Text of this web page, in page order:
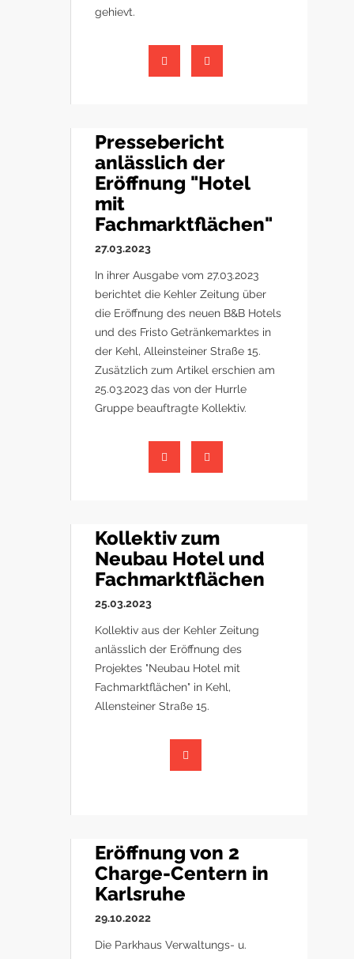
gehievt.
Pressebericht
anlässlich der
Eröffnung "Hotel
mit
Fachmarktflächen"
27.03.2023
In ihrer Ausgabe vom 27.03.2023
berichtet die Kehler Zeitung über
die Eröffnung des neuen B&B Hotels
und des Fristo Getränkemarktes in
der Kehl, Alleinsteiner Straße 15.
Zusätzlich zum Artikel erschien am
25.03.2023 das von der Hurrle
Gruppe beauftragte Kollektiv.
Kollektiv zum
Neubau Hotel und
Fachmarktflächen
25.03.2023
Kollektiv aus der Kehler Zeitung
anlässlich der Eröffnung des
Projektes "Neubau Hotel mit
Fachmarktflächen" in Kehl,
Allensteiner Straße 15.
Eröffnung von 2
Charge-Centern in
Karlsruhe
29.10.2022
Die Parkhaus Verwaltungs- u.